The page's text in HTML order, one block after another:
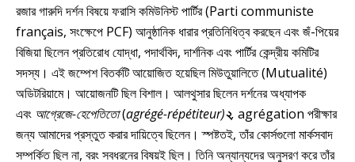
রজার গারুদি দর্শন বিষয়ে ফরাসি কমিউনিস্ট পার্টির (Parti communiste
français, সংক্ষেপে PCF) আনুষ্ঠানিক ধারার প্রতিনিধিত্ব করছেন এবং জঁ-পিয়ের
বিজিয়া ছিলেন প্রতিরোধ যোদ্ধা, পদার্থবিদ, দার্শনিক এবং পার্টির কেন্দ্রীয় কমিটির
সদস্য। এই জম্পেশ বিতর্কটি আয়োজিত হয়েছিল মিউতুয়ালিতে (Mutualité)
অডিটরিয়ামে। আয়োজনটি ছিল বিশাল। আলথুসার ছিলেন দর্শনের অধ্যাপক
এবং আগ্রেজে-হেপেতিতো(agrégé-répétiteur)২, agrégation পরীক্ষার
জন্য আমাদের প্রস্তুত করার দায়িত্বে ছিলেন। স্পষ্টতই, তাঁর কোর্সগুলো মার্কসবাদ
সম্পর্কিত ছিল না, বরং সবধরনের বিষয়ই ছিল। তিনি অন্যান্যদের অনুসরণ করে তাঁর